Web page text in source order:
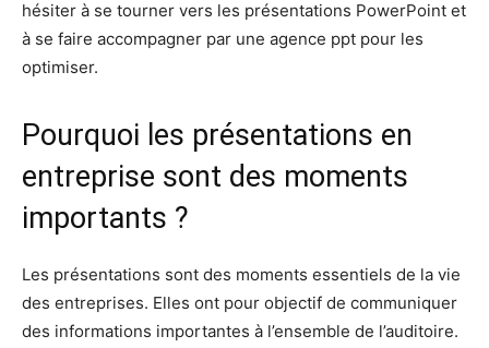
hésiter à se tourner vers les présentations PowerPoint et
à se faire accompagner par une agence ppt pour les
optimiser.
Pourquoi les présentations en
entreprise sont des moments
importants ?
Les présentations sont des moments essentiels de la vie
des entreprises. Elles ont pour objectif de communiquer
des informations importantes à l’ensemble de l’auditoire.